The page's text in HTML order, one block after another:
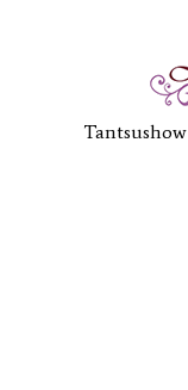
Tantsushow